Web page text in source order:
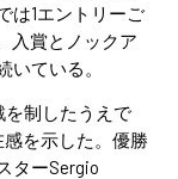
は1エントリーご
入賞とノックア
ている。
を制したうえで
を示した。優勝
ターSergio